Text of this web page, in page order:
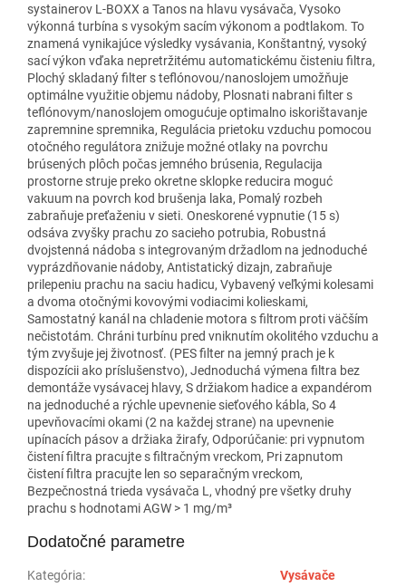
systainerov L-BOXX a Tanos na hlavu vysávača, Vysoko
výkonná turbína s vysokým sacím výkonom a podtlakom. To
znamená vynikajúce výsledky vysávania, Konštantný, vysoký
sací výkon vďaka nepretržitému automatickému čisteniu filtra,
Plochý skladaný filter s teflónovou/nanoslojem umožňuje
optimálne využitie objemu nádoby, Plosnati nabrani filter s
teflónovym/nanoslojem omogućuje optimalno iskorištavanje
zapremnine spremnika, Regulácia prietoku vzduchu pomocou
otočného regulátora znižuje možné otlaky na povrchu
brúsených plôch počas jemného brúsenia, Regulacija
prostorne struje preko okretne sklopke reducira moguć
vakuum na povrch kod brušenja laka, Pomalý rozbeh
zabraňuje preťaženiu v sieti. Oneskorené vypnutie (15 s)
odsáva zvyšky prachu zo sacieho potrubia, Robustná
dvojstenná nádoba s integrovaným držadlom na jednoduché
vyprázdňovanie nádoby, Antistatický dizajn, zabraňuje
prilepeniu prachu na saciu hadicu, Vybavený veľkými kolesami
a dvoma otočnými kovovými vodiacimi kolieskami,
Samostatný kanál na chladenie motora s filtrom proti väčším
nečistotám. Chráni turbínu pred vniknutím okolitého vzduchu a
tým zvyšuje jej životnosť. (PES filter na jemný prach je k
dispozícii ako príslušenstvo), Jednoduchá výmena filtra bez
demontáže vysávacej hlavy, S držiakom hadice a expandérom
na jednoduché a rýchle upevnenie sieťového kábla, So 4
upevňovacími okami (2 na každej strane) na upevnenie
upínacích pásov a držiaka žirafy, Odporúčanie: pri vypnutom
čistení filtra pracujte s filtračným vreckom, Pri zapnutom
čistení filtra pracujte len so separačným vreckom,
Bezpečnostná trieda vysávača L, vhodný pre všetky druhy
prachu s hodnotami AGW > 1 mg/m³
Dodatočné parametre
Kategória: Vysávače